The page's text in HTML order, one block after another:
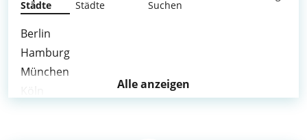
Städte Städte Suchen
Berlin
Hamburg
München
Alle anzeigen